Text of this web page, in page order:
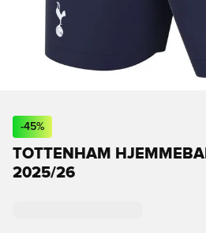
-45%
TOTTENHAM
2025/26